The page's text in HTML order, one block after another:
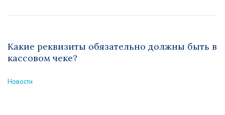
Какие реквизиты обязательно должны быть в
кассовом чеке?
Новости